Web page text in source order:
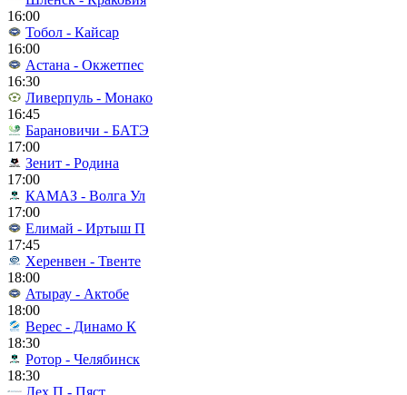
16:00
Тобол - Кайсар
16:00
Астана - Окжетпес
16:30
Ливерпуль - Монако
16:45
Барановичи - БАТЭ
17:00
Зенит - Родина
17:00
КАМАЗ - Волга Ул
17:00
Елимай - Иртыш П
17:45
Херенвен - Твенте
18:00
Атырау - Актобе
18:00
Верес - Динамо К
18:30
Ротор - Челябинск
18:30
Лех П - Пяст